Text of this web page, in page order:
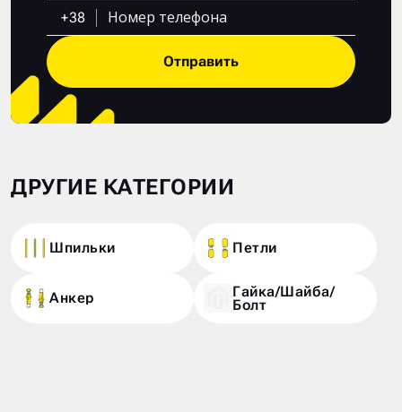
+38
Отправить
ДРУГИЕ КАТЕГОРИИ
Шпильки Петли
Анкер Гайка/Шайба/
Болт